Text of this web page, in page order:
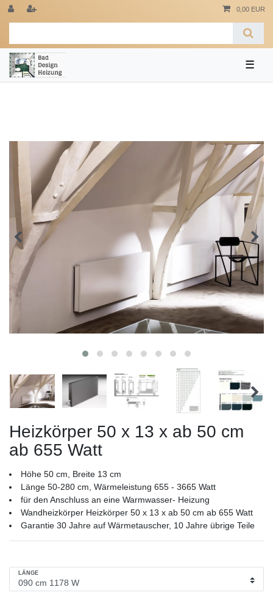
0,00 EUR
☰
Heizkörper 50 x 13 x ab 50 cm
ab 655 Watt
Höhe 50 cm, Breite 13 cm
Länge 50-280 cm, Wärmeleistung 655 - 3665 Watt
für den Anschluss an eine Warmwasser- Heizung
Wandheizkörper Heizkörper 50 x 13 x ab 50 cm ab 655 Watt
Garantie 30 Jahre auf Wärmetauscher, 10 Jahre übrige Teile
LÄNGE